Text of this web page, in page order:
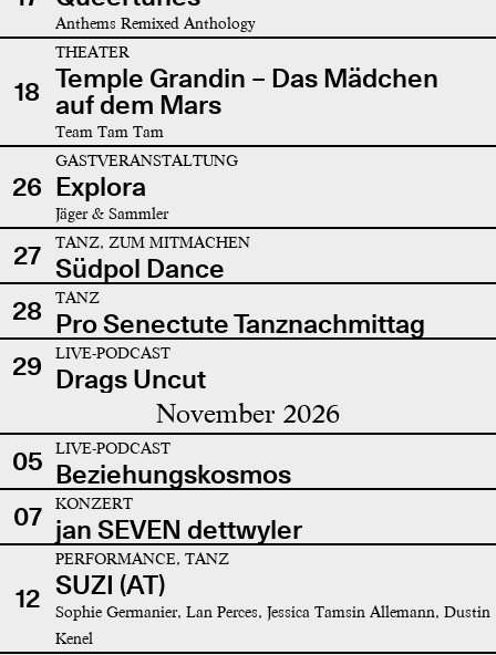
Anthems Remixed Anthology
18
THEATER
Temple Grandin – Das Mädchen
auf dem Mars
Team Tam Tam
26
GASTVERANSTALTUNG
Explora
Jäger & Sammler
27 TANZ, ZUM MITMACHEN
Südpol Dance
28
TANZ
Pro Senectute Tanznachmittag
29
LIVE-PODCAST
Drags Uncut
November 2026
05 LIVE-PODCAST
Beziehungskosmos
07
KONZERT
jan SEVEN dettwyler
12
PERFORMANCE, TANZ
SUZI (AT)
Sophie Germanier, Lan Perces, Jessica Tamsin Allemann, Dustin
Kenel